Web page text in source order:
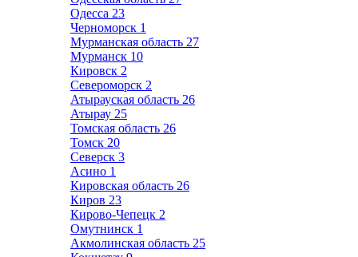
Одесса 23
Черноморск 1
Мурманская область 27
Мурманск 10
Кировск 2
Североморск 2
Атырауская область 26
Атырау 25
Томская область 26
Томск 20
Северск 3
Асино 1
Кировская область 26
Киров 23
Кирово-Чепецк 2
Омутнинск 1
Акмолинская область 25